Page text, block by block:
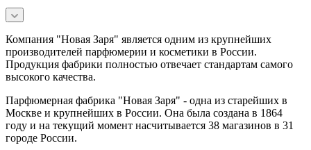
Компания "Новая Заря" является одним из крупнейших
производителей парфюмерии и косметики в России.
Продукция фабрики полностью отвечает стандартам самого
высокого качества.
Парфюмерная фабрика "Новая Заря" - одна из старейших в
Москве и крупнейших в России. Она была создана в 1864
году и на текущий момент насчитывается 38 магазинов в 31
городе России.